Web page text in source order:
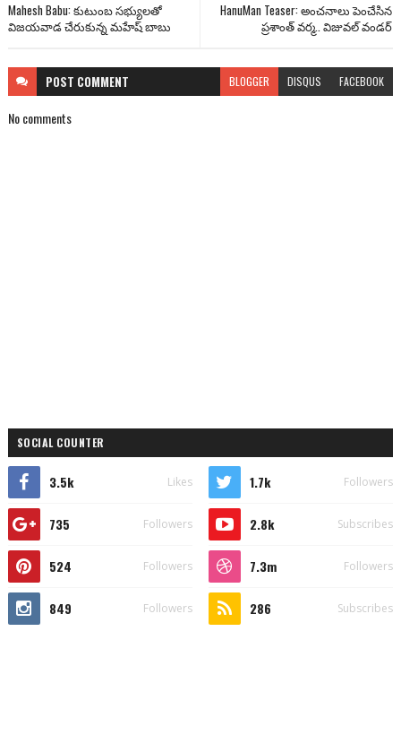
HanuMan Teaser: అంచనాలు పెంచేసిన
ప్రశాంత్ వర్మ.. విజువల్ వండర్
Mahesh Babu: కుటుంబ సభ్యులతో
విజయవాడ చేరుకున్న మహేష్ బాబు
POST COMMENT BLOGGER DISQUS FACEBOOK
No comments
SOCIAL COUNTER
3.5k Likes 1.7k Followers
735 Followers 2.8k Subscribes
524 Followers 7.3m Followers
849 Followers 286 Subscribes